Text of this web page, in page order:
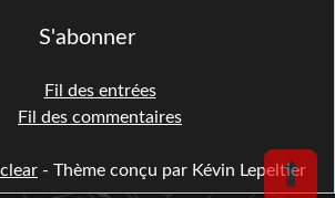
⬆
S'abonner
Fil des entrées
Fil des commentaires
- Thème conçu par Kévin Lepeltier